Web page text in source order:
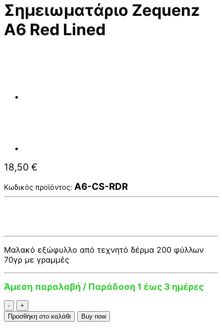
Σημειωματάριο Zequenz
A6 Red Lined
18,50 €
Κωδικός προϊόντος: A6-CS-RDR
Μαλακό εξώφυλλο από τεχνητό δέρμα 200 φύλλων
70γρ με γραμμές
Άμεση παραλαβή / Παράδοση 1 έως 3 ημέρες
Σημειωματάριο
Zequenz
A6
Προσθήκη στο καλάθι Buy now